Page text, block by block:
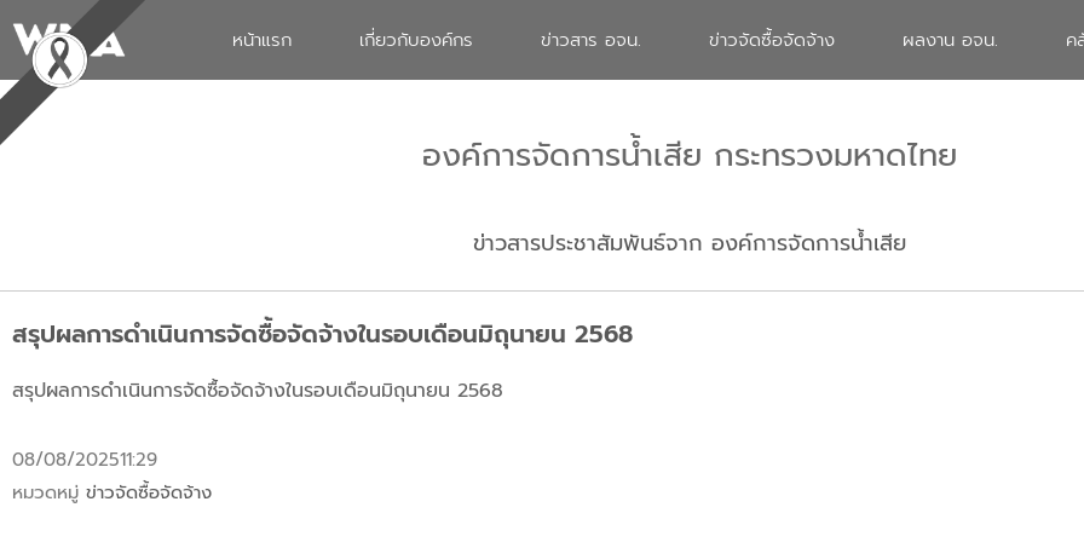
หน้าแรก เกี่ยวกับองค์กร ข่าวสาร อจน. ข่าวจัดซื้อจัดจ้าง ผลงาน อจน. ค
องค์การจัดการน้ำเสีย กระทรวงมหาดไทย
ข่าวสารประชาสัมพันธ์จาก องค์การจัดการน้ำเสีย
สรุปผลการดำเนินการจัดซื้อจัดจ้างในรอบเดือนมิถุนายน 2568
สรุปผลการดำเนินการจัดซื้อจัดจ้างในรอบเดือนมิถุนายน 2568
08/08/202511:29
หมวดหมู่ ข่าวจัดซื้อจัดจ้าง